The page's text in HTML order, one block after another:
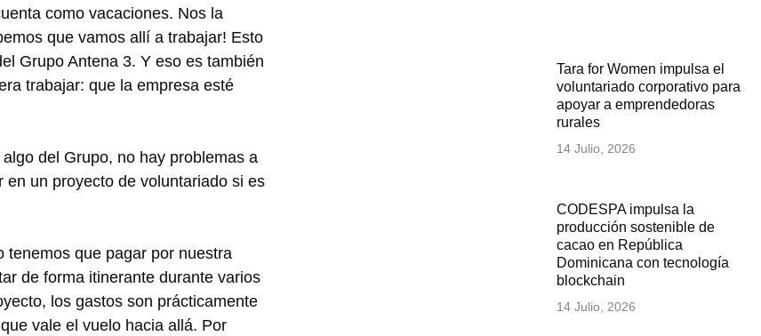
como vacaciones. Nos la
que vamos allí a trabajar! Esto
Grupo Antena 3. Y eso es también
trabajar: que la empresa esté
del Grupo, no hay problemas a
un proyecto de voluntariado si es
tenemos que pagar por nuestra
de forma itinerante durante varios
los gastos son prácticamente
vale el vuelo hacia allá. Por
Tara for Women impulsa el
voluntariado corporativo para
apoyar a emprendedoras
rurales
14 Julio, 2026
CODESPA impulsa la
producción sostenible de
cacao en República
Dominicana con tecnología
blockchain
14 Julio, 2026